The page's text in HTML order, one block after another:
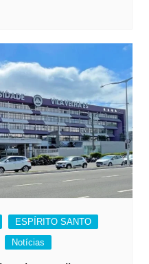
ESPÍRITO SANTO
Notícias